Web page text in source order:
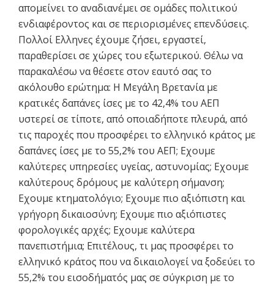
απομείνει το αναδιανέμει σε ομάδες πολιτικού
ενδιαφέροντος και σε περιορισμένες επενδύσεις.
Πολλοί Ελληνες έχουμε ζήσει, εργαστεί,
παραθερίσει σε χώρες του εξωτερικού. Θέλω να
παρακαλέσω να θέσετε στον εαυτό σας το
ακόλουθο ερώτημα: Η Μεγάλη Βρετανία με
κρατικές δαπάνες ίσες με το 42,4% του ΑΕΠ
υστερεί σε τίποτε, από οποιαδήποτε πλευρά, από
τις παροχές που προσφέρει το ελληνικό κράτος με
δαπάνες ίσες με το 55,2% του ΑΕΠ; Εχουμε
καλύτερες υπηρεσίες υγείας, αστυνομίας; Εχουμε
καλύτερους δρόμους με καλύτερη σήμανση;
Εχουμε κτηματολόγιο; Εχουμε πιο αξιόπιστη και
γρήγορη δικαιοσύνη; Εχουμε πιο αξιόπιστες
φορολογικές αρχές; Εχουμε καλύτερα
πανεπιστήμια; Επιτέλους, τι μας προσφέρει το
ελληνικό κράτος που να δικαιολογεί να ξοδεύει το
55,2% του εισοδήματός μας σε σύγκριση με το